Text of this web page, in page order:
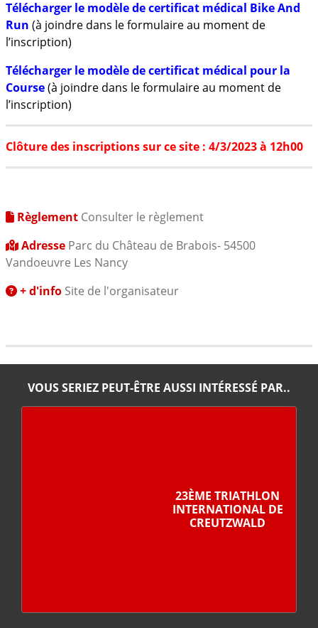
Télécharger le modèle de certificat médical Bike And
Run (à joindre dans le formulaire au moment de
l’inscription)
Télécharger le modèle de certificat médical pour la
Course(à joindre dans le formulaire au moment de
l’inscription)
Clôture des inscriptions sur ce site : 4/3/2023 à 12h00
Règlement Consulter le règlement
Adresse Parc du Château de Brabois- 54500
Vandoeuvre Les Nancy
+ d'info Site de l'organisateur
VOUS SERIEZ PEUT-ÊTRE AUSSI INTÉRESSÉ PAR..
23ÈME TRIATHLON
INTERNATIONAL DE
CREUTZWALD